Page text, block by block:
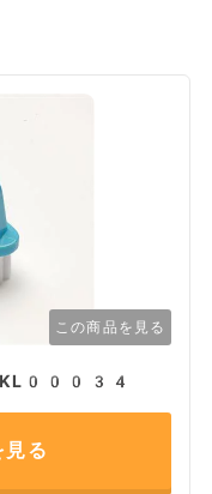
この商品を見る
EKL00034
る